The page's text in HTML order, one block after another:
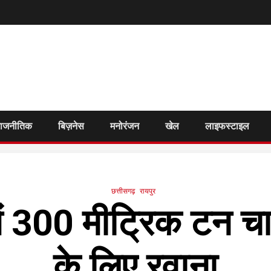
बिज़नेस मनोरंजन खेल लाइफस्टाइल
छत्तीसगढ़ रायपुर
मीट्रिक टन